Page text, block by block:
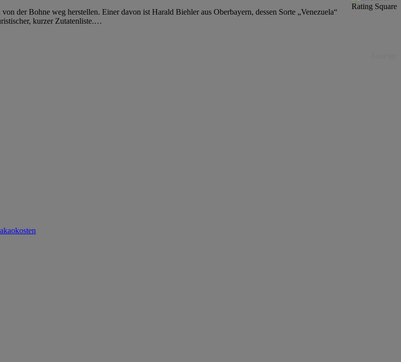
der Bohne weg herstellen. Einer davon ist Harald Biehler aus Oberbayern, dessen Sorte „Venezuela“
kurzer Zutatenliste.…